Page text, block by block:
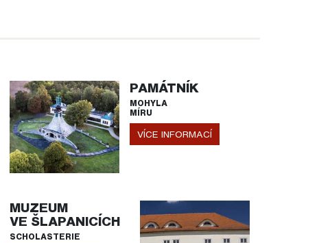
PAMÁTNÍK
MOHYLA
MÍRU
VÍCE INFORMACÍ
MUZEUM
VE ŠLAPANICÍCH
SCHOLASTERIE